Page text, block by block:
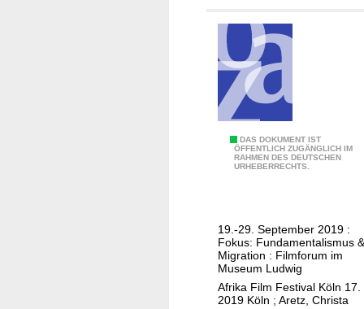
s
i
a
l
DAS DOKUMENT IST
ÖFFENTLICH ZUGÄNGLICH IM
RAHMEN DES DEUTSCHEN
URHEBERRECHTS.
r
i
k
a
19.-29. September 2019 :
Fokus: Fundamentalismus &
Migration : Filmforum im
Museum Ludwig
Afrika Film Festival Köln 17.
2019 Köln ; Aretz, Christa